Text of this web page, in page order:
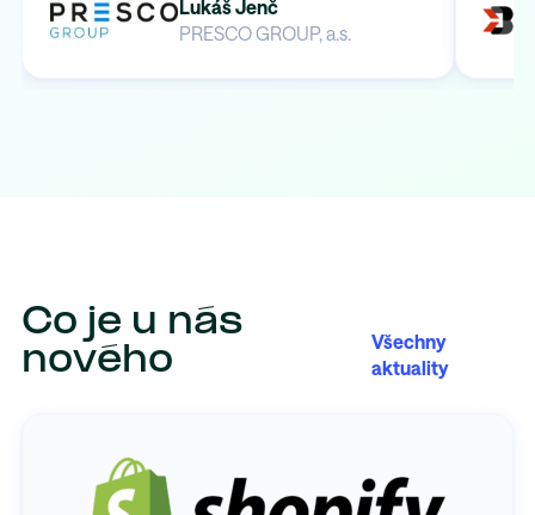
Lukáš Jenč
PRESCO GROUP, a.s.
Co je u nás
nového
Všechny
aktuality